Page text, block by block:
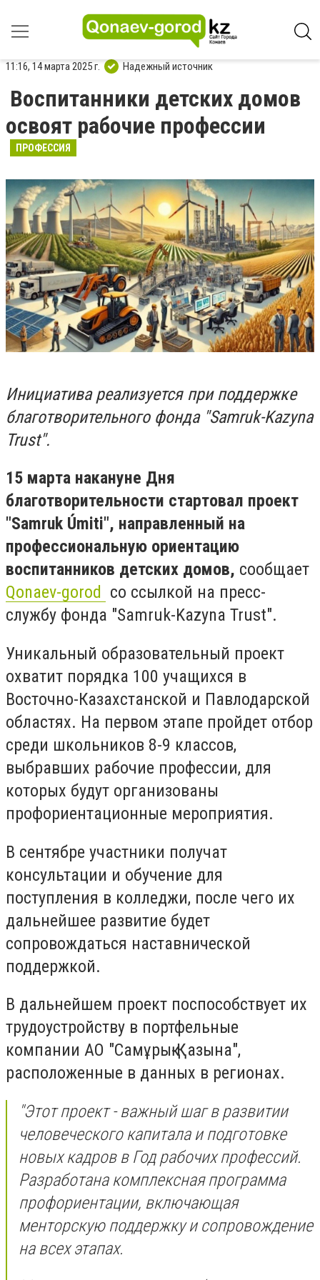
11:16, 14 марта 2025 г. Надежный источник
Воспитанники детских домов
освоят рабочие профессии
ПРОФЕССИЯ
Инициатива реализуется при поддержке
благотворительного фонда "Samruk-Kazyna
Trust".
​15 марта накануне Дня
благотворительности стартовал проект
"Samruk Úmiti", направленный на
профессиональную ориентацию
воспитанников детских домов, сообщает
Qonaev-gorod со ссылкой на пресс-
службу фонда "Samruk-Kazyna Trust".
​Уникальный образовательный проект
охватит порядка 100 учащихся в
Восточно-Казахстанской и Павлодарской
областях. На первом этапе пройдет отбор
среди школьников 8-9 классов,
выбравших рабочие профессии, для
которых будут организованы
профориентационные мероприятия.
В сентябре участники получат
консультации и обучение для
поступления в колледжи, после чего их
дальнейшее развитие будет
сопровождаться наставнической
поддержкой.
В дальнейшем проект поспособствует их
трудоустройству в портфельные
компании АО "Самұрық-Қазына",
расположенные в данных в регионах.
​"Этот проект - важный шаг в развитии
человеческого капитала и подготовке
новых кадров в Год рабочих профессий.
Разработана комплексная программа
профориентации, включающая
менторскую поддержку и сопровождение
на всех этапах.